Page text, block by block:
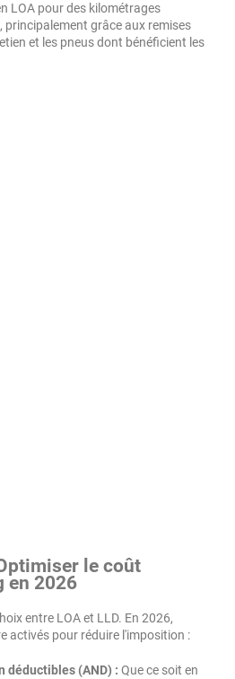
LOA pour des kilométrages
grâce aux remises
et les pneus dont bénéficient les
le coût
en 2026
entre LOA et LLD. En 2026,
activés pour réduire l'imposition :
déductibles (AND) : Que ce soit en